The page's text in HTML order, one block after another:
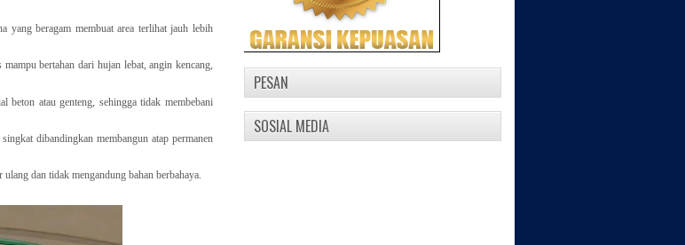
yang beragam membuat area terlihat jauh lebih
bertahan dari hujan lebat, angin kencang,
beton atau genteng, sehingga tidak membebani
dibandingkan membangun atap permanen
dan tidak mengandung bahan berbahaya.
PESAN
SOSIAL MEDIA